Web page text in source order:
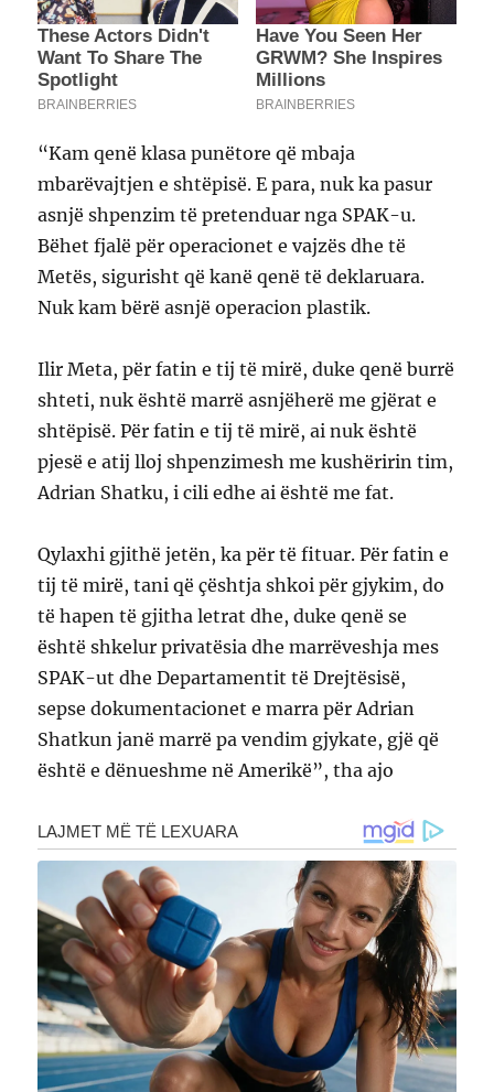
“Kam qenë klasa punëtore që mbaja
mbarëvajtjen e shtëpisë. E para, nuk ka pasur
asnjë shpenzim të pretenduar nga SPAK-u.
Bëhet fjalë për operacionet e vajzës dhe të
Metës, sigurisht që kanë qenë të deklaruara.
Nuk kam bërë asnjë operacion plastik.
Ilir Meta, për fatin e tij të mirë, duke qenë burrë
shteti, nuk është marrë asnjëherë me gjërat e
shtëpisë. Për fatin e tij të mirë, ai nuk është
pjesë e atij lloj shpenzimesh me kushëririn tim,
Adrian Shatku, i cili edhe ai është me fat.
Qylaxhi gjithë jetën, ka për të fituar. Për fatin e
tij të mirë, tani që çështja shkoi për gjykim, do
të hapen të gjitha letrat dhe, duke qenë se
është shkelur privatësia dhe marrëveshja mes
SPAK-ut dhe Departamentit të Drejtësisë,
sepse dokumentacionet e marra për Adrian
Shatkun janë marrë pa vendim gjykate, gjë që
është e dënueshme në Amerikë”, tha ajo